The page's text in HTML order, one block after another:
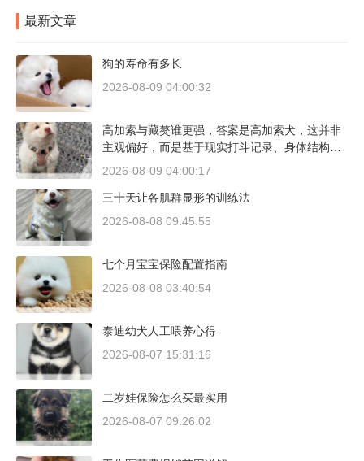
最新文章
狗的寿命有多长
2026-08-09 04:00:32
高加索与藏獒谁更强，答案是高加索犬，这并非
主观偏好，而是基于现实打斗记录、身体结构与
工作性能得出的结论。若将两者置于同等体重级
犬拥有压倒性的胜率。
2026-08-09 04:00:17
三十天让各肌群显形的训练法
2026-08-08 09:45:55
七个月宝宝保险配置指南
2026-08-08 03:40:54
泰迪幼犬人工喂养心得
2026-08-07 15:31:16
二岁娃保险怎么买最实用
2026-08-07 09:26:02